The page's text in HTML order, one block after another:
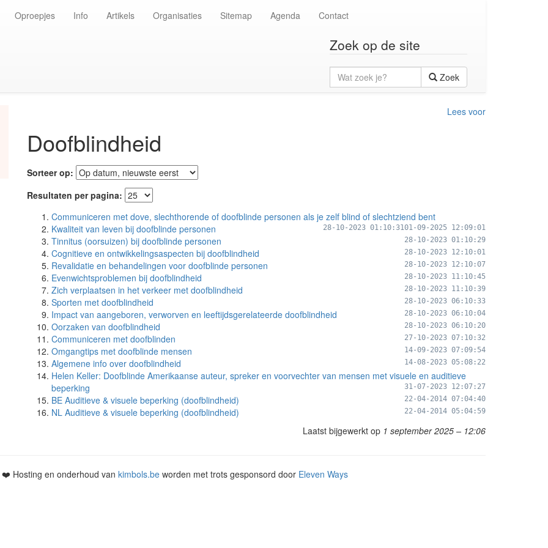
Oproepjes Info Artikels Organisaties Sitemap Agenda Contact
Zoek op de site
Wat
zoek
je?
Zoek
Lees voor
Doofblindheid
Sorteer op:
Resultaten per pagina:
Communiceren met dove, slechthorende of doofblinde personen als je zelf blind of slechtziend bent
01-09-2025 12:09:01
Kwaliteit van leven bij doofblinde personen 28-10-2023 01:10:31
Tinnitus (oorsuizen) bij doofblinde personen 28-10-2023 01:10:29
Cognitieve en ontwikkelingsaspecten bij doofblindheid 28-10-2023 12:10:01
Revalidatie en behandelingen voor doofblinde personen 28-10-2023 12:10:07
Evenwichtsproblemen bij doofblindheid 28-10-2023 11:10:45
Zich verplaatsen in het verkeer met doofblindheid 28-10-2023 11:10:39
Sporten met doofblindheid 28-10-2023 06:10:33
Impact van aangeboren, verworven en leeftijdsgerelateerde doofblindheid 28-10-2023 06:10:04
Oorzaken van doofblindheid 28-10-2023 06:10:20
Communiceren met doofblinden 27-10-2023 07:10:32
Omgangtips met doofblinde mensen 14-09-2023 07:09:54
Algemene info over doofblindheid 14-08-2023 05:08:22
Helen Keller: Doofblinde Amerikaanse auteur, spreker en voorvechter van mensen met visuele en auditieve
beperking
31-07-2023 12:07:27
BE Auditieve & visuele beperking (doofblindheid) 22-04-2014 07:04:40
NL Auditieve & visuele beperking (doofblindheid) 22-04-2014 05:04:59
Laatst bijgewerkt op 1 september 2025 – 12:06
Hosting en onderhoud van kimbols.be worden met trots gesponsord door Eleven Ways